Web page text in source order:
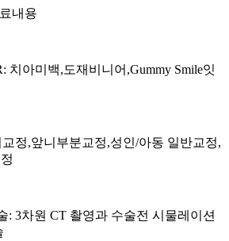
내용
치아미백,도재비니어,Gummy Smile잇
정,앞니부분교정,성인/아동 일반교정,
: 3차원 CT 촬영과 수술전 시물레이션